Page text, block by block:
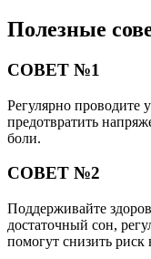
Полезные
СОВЕТ №1
Регулярно
предотвратить
боли.
СОВЕТ №2
Поддерживайте
достаточный сон,
помогут снизить